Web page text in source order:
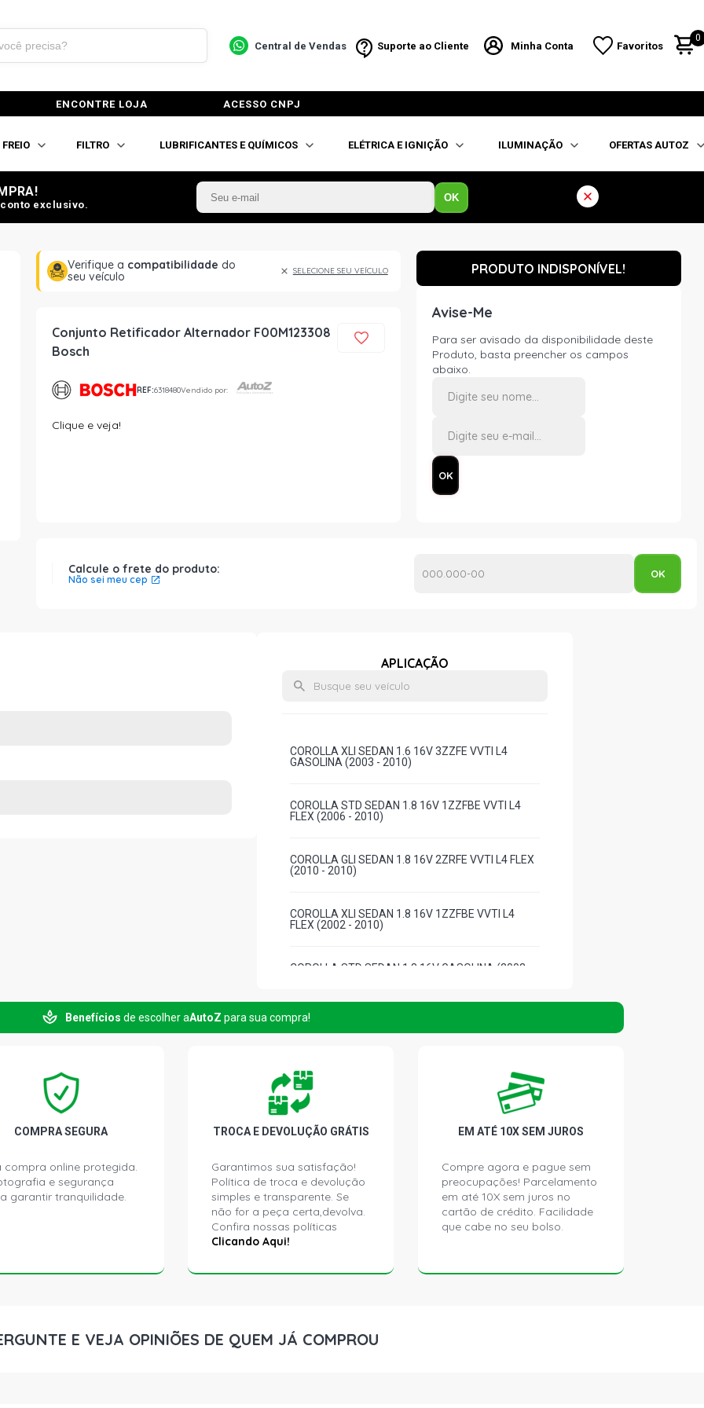
Central de Vendas Suporte ao Cliente Minha Conta Favoritos
0
ENCONTRE LOJA ACESSO CNPJ
FREIO FILTRO LUBRIFICANTES E QUÍMICOS ELÉTRICA E IGNIÇÃO ILUMINAÇÃO OFERTAS AUTOZ
exclusivo.
OK
Verifique a compatibilidade do
seu veículo
SELECIONE SEU VEÍCULO
Conjunto Retificador Alternador F00M123308
Bosch
REF:6318480Vendido por:
Clique e veja!
PRODUTO INDISPONÍVEL!
Avise-Me
Para ser avisado da disponibilidade deste
Produto, basta preencher os campos
abaixo.
Calcule o frete do produto:
Não sei meu cep
APLICAÇÃO
COROLLA XLI SEDAN 1.6 16V 3ZZFE VVTI L4
GASOLINA (2003 - 2010)
COROLLA STD SEDAN 1.8 16V 1ZZFBE VVTI L4
FLEX (2006 - 2010)
COROLLA GLI SEDAN 1.8 16V 2ZRFE VVTI L4 FLEX
(2010 - 2010)
COROLLA XLI SEDAN 1.8 16V 1ZZFBE VVTI L4
FLEX (2002 - 2010)
COROLLA STD SEDAN 1.8 16V GASOLINA (2003 -
COROLLA LE SEDAN 1.8 16V GASOLINA (2002 -
1998)
COROLLA S SEDAN 1.8 16V GASOLINA (2007 -
2007)
COROLLA SE SEDAN 1.8 16V GASOLINA (2002 -
2002)
COROLLA XEI SEDAN 1.8 16V 1ZZFE VVTI L4 FLEX
(2002 - 2010)
Benefícios de escolher aAutoZ para sua compra!
COMPRA SEGURA
compra online protegida.
e segurança
garantir tranquilidade.
TROCA E DEVOLUÇÃO GRÁTIS
Garantimos sua satisfação!
Política de troca e devolução
simples e transparente. Se
não for a peça certa,devolva.
Confira nossas políticas
Clicando Aqui!
EM ATÉ 10X SEM JUROS
Compre agora e pague sem
preocupações! Parcelamento
em até 10X sem juros no
cartão de crédito. Facilidade
que cabe no seu bolso.
E VEJA OPINIÕES DE QUEM JÁ COMPROU